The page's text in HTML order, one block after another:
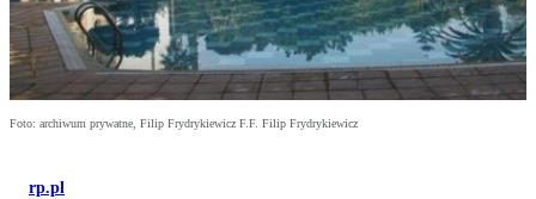
Foto: archiwum prywatne, Filip Frydrykiewicz F.F. Filip Frydrykiewicz
rp.pl